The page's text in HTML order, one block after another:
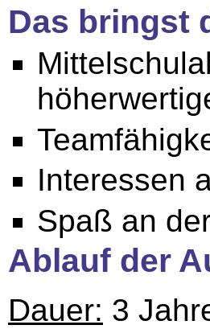
Das bringst
Interessen
Spaß an
Ablauf der
Dauer: 3